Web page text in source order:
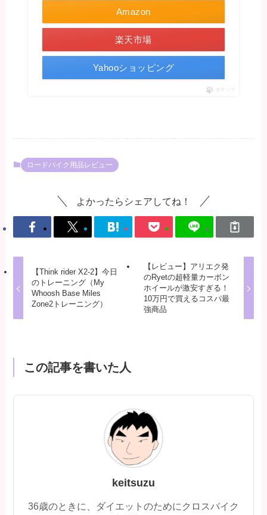
Amazon
楽天市場
Yahooショッピング
ポチップ
ロードバイク用品レビュー
よかったらシェアしてね！
【Think rider X2-2】今日
のトレーニング（My
Whoosh Base Miles
Zone2トレーニング）
【レビュー】アリエク発
のRyetの超軽量カーボン
ホイールが激安すぎる！
10万円で買えるコスパ最
強商品
この記事を書いた人
keitsuzu
36歳のときに、ダイエットのためにクロスバイク